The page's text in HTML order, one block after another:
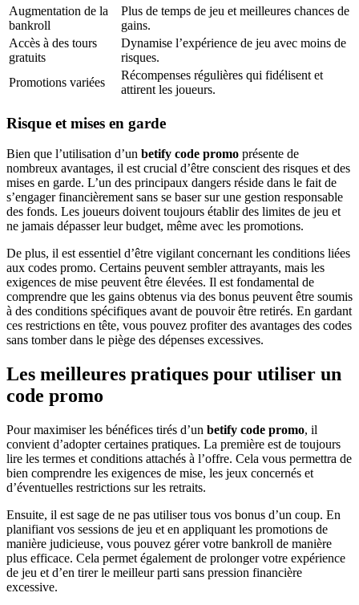
Augmentation de la
bankroll
Plus de temps de jeu et meilleures chances de
gains.
Accès à des tours
gratuits
Dynamise l’expérience de jeu avec moins de
risques.
Promotions variées
Récompenses régulières qui fidélisent et
attirent les joueurs.
Risque et mises en garde
Bien que l’utilisation d’un betify code promo présente de
nombreux avantages, il est crucial d’être conscient des risques et des
mises en garde. L’un des principaux dangers réside dans le fait de
s’engager financièrement sans se baser sur une gestion responsable
des fonds. Les joueurs doivent toujours établir des limites de jeu et
ne jamais dépasser leur budget, même avec les promotions.
De plus, il est essentiel d’être vigilant concernant les conditions liées
aux codes promo. Certains peuvent sembler attrayants, mais les
exigences de mise peuvent être élevées. Il est fondamental de
comprendre que les gains obtenus via des bonus peuvent être soumis
à des conditions spécifiques avant de pouvoir être retirés. En gardant
ces restrictions en tête, vous pouvez profiter des avantages des codes
sans tomber dans le piège des dépenses excessives.
Les meilleures pratiques pour utiliser un
code promo
Pour maximiser les bénéfices tirés d’un betify code promo, il
convient d’adopter certaines pratiques. La première est de toujours
lire les termes et conditions attachés à l’offre. Cela vous permettra de
bien comprendre les exigences de mise, les jeux concernés et
d’éventuelles restrictions sur les retraits.
Ensuite, il est sage de ne pas utiliser tous vos bonus d’un coup. En
planifiant vos sessions de jeu et en appliquant les promotions de
manière judicieuse, vous pouvez gérer votre bankroll de manière
plus efficace. Cela permet également de prolonger votre expérience
de jeu et d’en tirer le meilleur parti sans pression financière
excessive.